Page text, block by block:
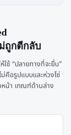
ถูกตีกลับ
ช้ “ปลายทางที่จะยื่น”
คือรูปแบบและห่วงโซ่
หน้า เกณฑ์ด้านล่าง